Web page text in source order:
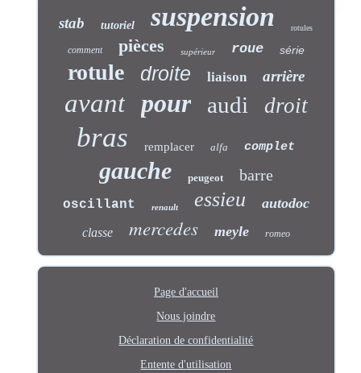
stab tutoriel suspension rotules
comment pièces supérieur roue série
rotule droite liaison arrière
avant pour audi droit
bras remplacer alfa complet
gauche peugeot barre
oscillant renault essieu autodoc
classe mercedes meyle romeo
Page d'accueil
Nous joindre
Déclaration de confidentialité
Entente d'utilisation